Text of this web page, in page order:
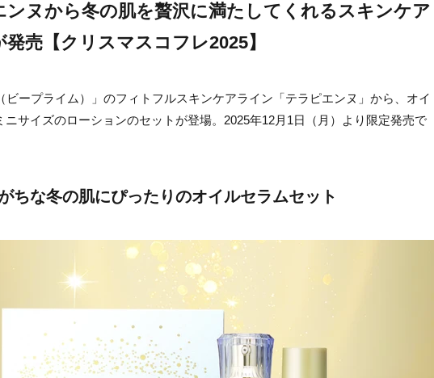
ンヌから冬の肌を贅沢に満たしてくれるスキンケア
売【クリスマスコフレ2025】
ビープライム）」のフィトフルスキンケアライン「テラピエンヌ」から、オイ
ニサイズのローションのセットが登場。2025年12月1日（月）より限定発売で
ちな冬の肌にぴったりのオイルセラムセット